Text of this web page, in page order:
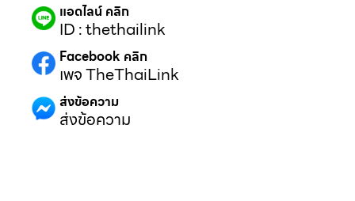
แอดไลน์ คลิก
ID : thethailink
Facebook คลิก
เพจ TheThaiLink
ส่งข้อความ
ส่งข้อความ